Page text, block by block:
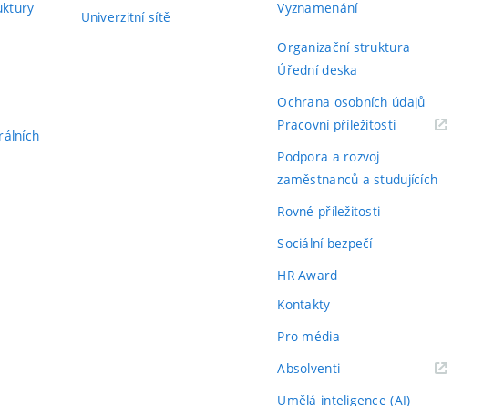
Univerzitní sítě
Vyznamenání
Organizační struktura
Úřední deska
Ochrana osobních údajů
Pracovní příležitosti(externí
Podpora a rozvoj
zaměstnanců a studujících
Rovné příležitosti
Sociální bezpečí
HR Award
Kontakty
Pro média
Absolventi(externí
Umělá inteligence (AI)